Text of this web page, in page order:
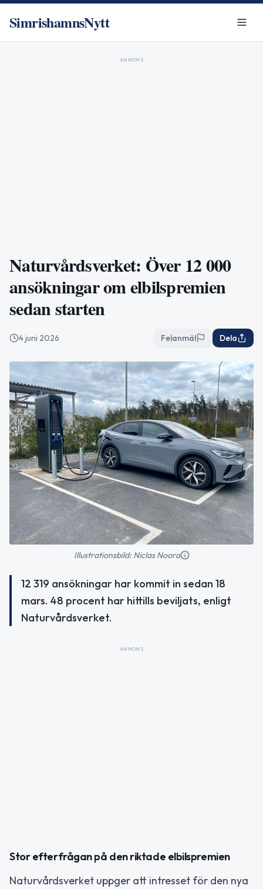
SimrishamnsNytt
ANNONS
Naturvårdsverket: Över 12 000
ansökningar om elbilspremien
sedan starten
4 juni 2026 Felanmäl Dela
Illustrationsbild: Niclas Noord
12 319 ansökningar har kommit in sedan 18
mars. 48 procent har hittills beviljats, enligt
Naturvårdsverket.
ANNONS
Stor efterfrågan på den riktade elbilspremien
Naturvårdsverket uppger att intresset för den nya